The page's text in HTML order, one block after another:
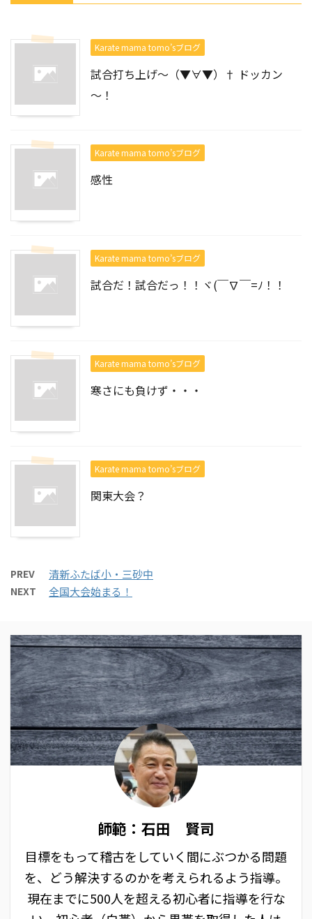
Karate mama tomo’sブログ
試合打ち上げ～（▼∀▼）† ドッカン
～！
Karate mama tomo’sブログ
感性
Karate mama tomo’sブログ
試合だ！試合だっ！！ヾ(￣∇￣=ﾉ！！
Karate mama tomo’sブログ
寒さにも負けず・・・
Karate mama tomo’sブログ
関東大会？
PREV 清新ふたば小・三砂中
NEXT 全国大会始まる！
師範：石田 賢司
目標をもって稽古をしていく間にぶつかる問題
を、どう解決するのかを考えられるよう指導。
現在までに500人を超える初心者に指導を行な